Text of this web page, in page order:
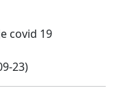
covid 19
23)